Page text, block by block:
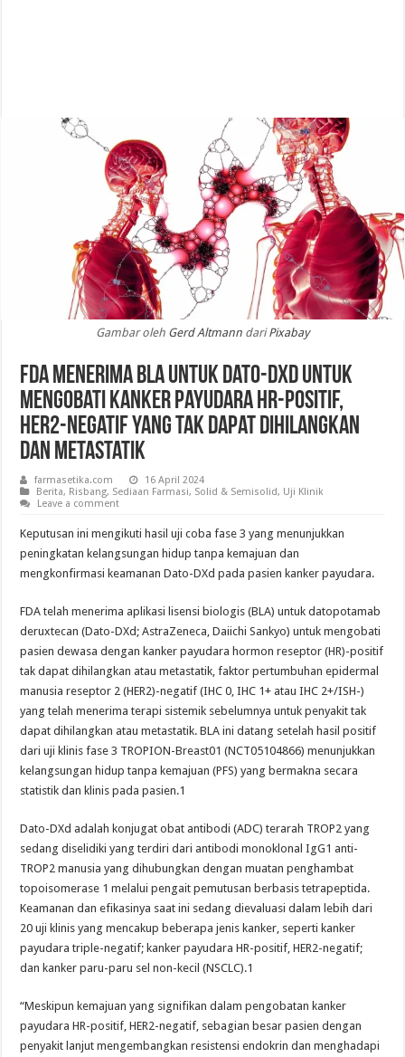
Gambar oleh Gerd AltmanndariPixabay
FDA Menerima BLA untuk Dato-DXd untuk
Mengobati Kanker Payudara HR-Positif,
HER2-Negatif yang Tak Dapat Dihilangkan
dan Metastatik
farmasetika.com
16 April 2024
Berita, Risbang, Sediaan Farmasi, Solid & Semisolid, Uji Klinik
Leave a comment
Keputusan ini mengikuti hasil uji coba fase 3 yang menunjukkan
peningkatan kelangsungan hidup tanpa kemajuan dan
mengkonfirmasi keamanan Dato-DXd pada pasien kanker payudara.
FDA telah menerima aplikasi lisensi biologis (BLA) untuk datopotamab
deruxtecan (Dato-DXd; AstraZeneca, Daiichi Sankyo) untuk mengobati
pasien dewasa dengan kanker payudara hormon reseptor (HR)-positif
tak dapat dihilangkan atau metastatik, faktor pertumbuhan epidermal
manusia reseptor 2 (HER2)-negatif (IHC 0, IHC 1+ atau IHC 2+/ISH-)
yang telah menerima terapi sistemik sebelumnya untuk penyakit tak
dapat dihilangkan atau metastatik. BLA ini datang setelah hasil positif
dari uji klinis fase 3 TROPION-Breast01 (NCT05104866) menunjukkan
kelangsungan hidup tanpa kemajuan (PFS) yang bermakna secara
statistik dan klinis pada pasien.1
Dato-DXd adalah konjugat obat antibodi (ADC) terarah TROP2 yang
sedang diselidiki yang terdiri dari antibodi monoklonal IgG1 anti-
TROP2 manusia yang dihubungkan dengan muatan penghambat
topoisomerase 1 melalui pengait pemutusan berbasis tetrapeptida.
Keamanan dan efikasinya saat ini sedang dievaluasi dalam lebih dari
20 uji klinis yang mencakup beberapa jenis kanker, seperti kanker
payudara triple-negatif; kanker payudara HR-positif, HER2-negatif;
dan kanker paru-paru sel non-kecil (NSCLC).1
“Meskipun kemajuan yang signifikan dalam pengobatan kanker
payudara HR-positif, HER2-negatif, sebagian besar pasien dengan
penyakit lanjut mengembangkan resistensi endokrin dan menghadapi